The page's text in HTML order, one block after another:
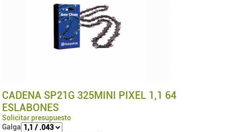
CADENA SP21G 325MINI PIXEL 1,1 64
ESLABONES
Solicitar presupuesto
Galga